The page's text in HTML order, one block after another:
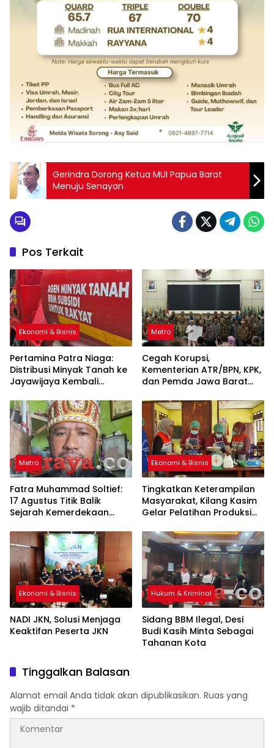
Gerindra Dorong Ketua MUI Papua Barat
Menuju Senayan
Pos Terkait
Ekonomi & Bisnis
Pertamina Patra Niaga:
Distribusi Minyak Tanah ke
Jayawijaya Kembali
Metro
Cegah Korupsi,
Kementerian ATR/BPN, KPK,
dan Pemda Jawa Barat
Metro
Fatra Muhammad Soltief:
17 Agustus Titik Balik
Sejarah Kemerdekaan
Ekonomi & Bisnis
Tingkatkan Keterampilan
Masyarakat, Kilang Kasim
Gelar Pelatihan Produksi
Ekonomi & Bisnis
NADI JKN, Solusi Menjaga
Keaktifan Peserta JKN
Hukum & Kriminal
Sidang BBM Ilegal, Desi
Budi Kasih Minta Sebagai
Tahanan Kota
Tinggalkan Balasan
Alamat email Anda tidak akan dipublikasikan. Ruas yang
wajib ditandai *